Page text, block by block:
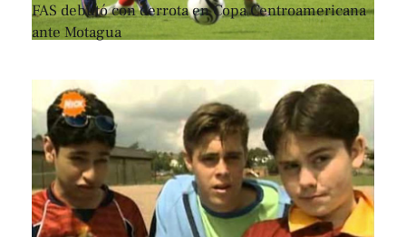
FAS debutó con derrota en Copa Centroamericana
ante Motagua